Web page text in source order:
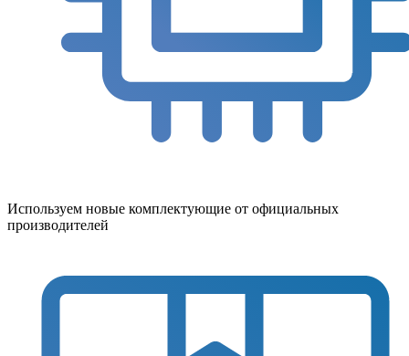
Используем новые комплектующие от официальных
производителей